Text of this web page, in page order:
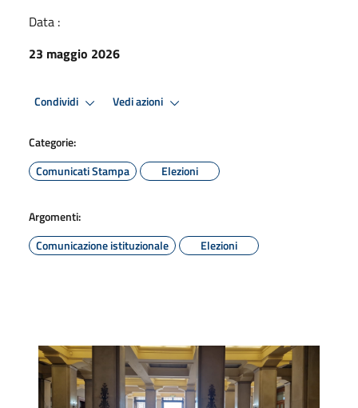
Data :
23 maggio 2026
Condividi Vedi azioni
Categorie:
Comunicati Stampa
Elezioni
Argomenti:
Comunicazione istituzionale
Elezioni